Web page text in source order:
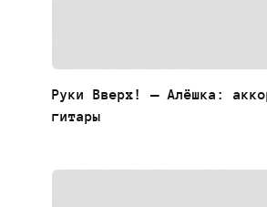
Руки Вверх! — Алёшка:
гитары